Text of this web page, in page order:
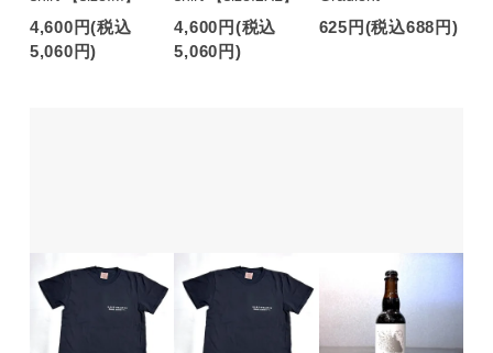
4,600円(税込
5,060円)
4,600円(税込
5,060円)
625円(税込688円)